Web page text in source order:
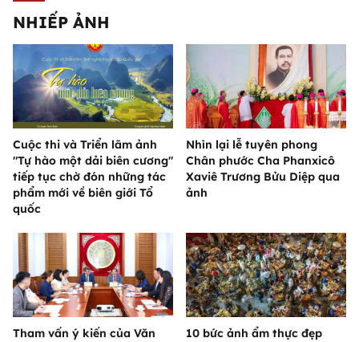
NHIẾP ẢNH
Cuộc thi và Triển lãm ảnh
"Tự hào một dải biên cương"
tiếp tục chờ đón những tác
phẩm mới về biên giới Tổ
quốc
Nhìn lại lễ tuyên phong
Chân phước Cha Phanxicô
Xaviê Trương Bửu Diệp qua
ảnh
Tham vấn ý kiến của Văn
10 bức ảnh ẩm thực đẹp